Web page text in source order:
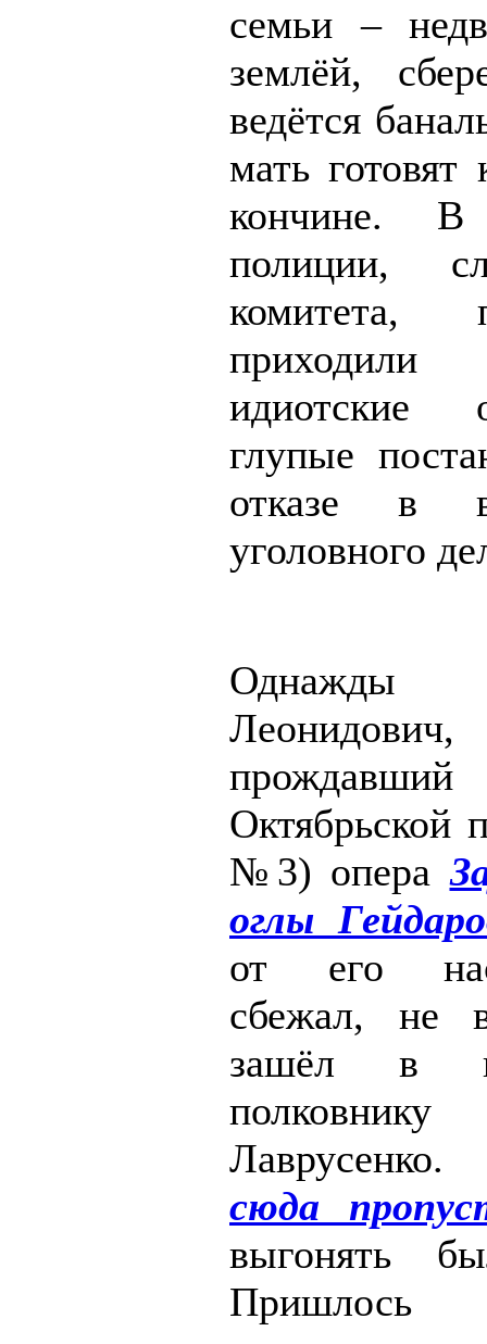
семьи –
землёй,
ведётся
мать готовят
кончине.
полиции,
комитета,
идиотские
глупые
отказе в
уголовного
Однажды
прождавший
Октябрьской
№3) опера
оглы
от его
сбежал, не
зашёл в
сюда
выгонять
Пришлось